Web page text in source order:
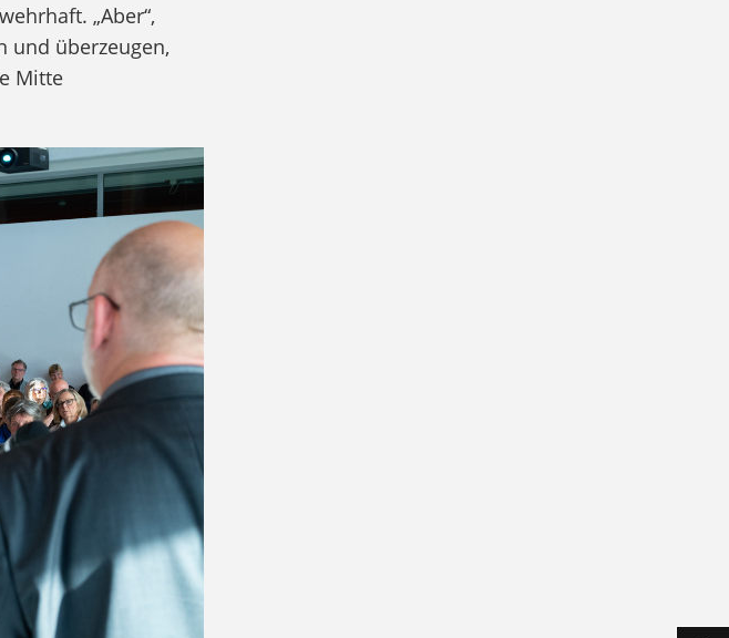
„Aber“,
und überzeugen,
Mitte
Roman Poseck, Hessischer Innenminister, hielt den ersten Impulsvortrag.